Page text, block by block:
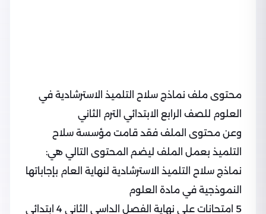
محتوى ملف نماذج سلاح التلميذ الاسترشادية في
العلوم للصف الرابع الابتدائي الترم الثاني
وعن محتوى الملف فقد قامت مؤسسة سلاح
التلميذ بعمل الملف ليضم المحتوى التالي هي:
نماذج سلاح التلميذ الاسترشادية لنهاية العام بإجاباتها
النموذجية في مادة العلوم
5 امتحانات على نهاية الفصل الداسي الثاني 4 ابتدائي